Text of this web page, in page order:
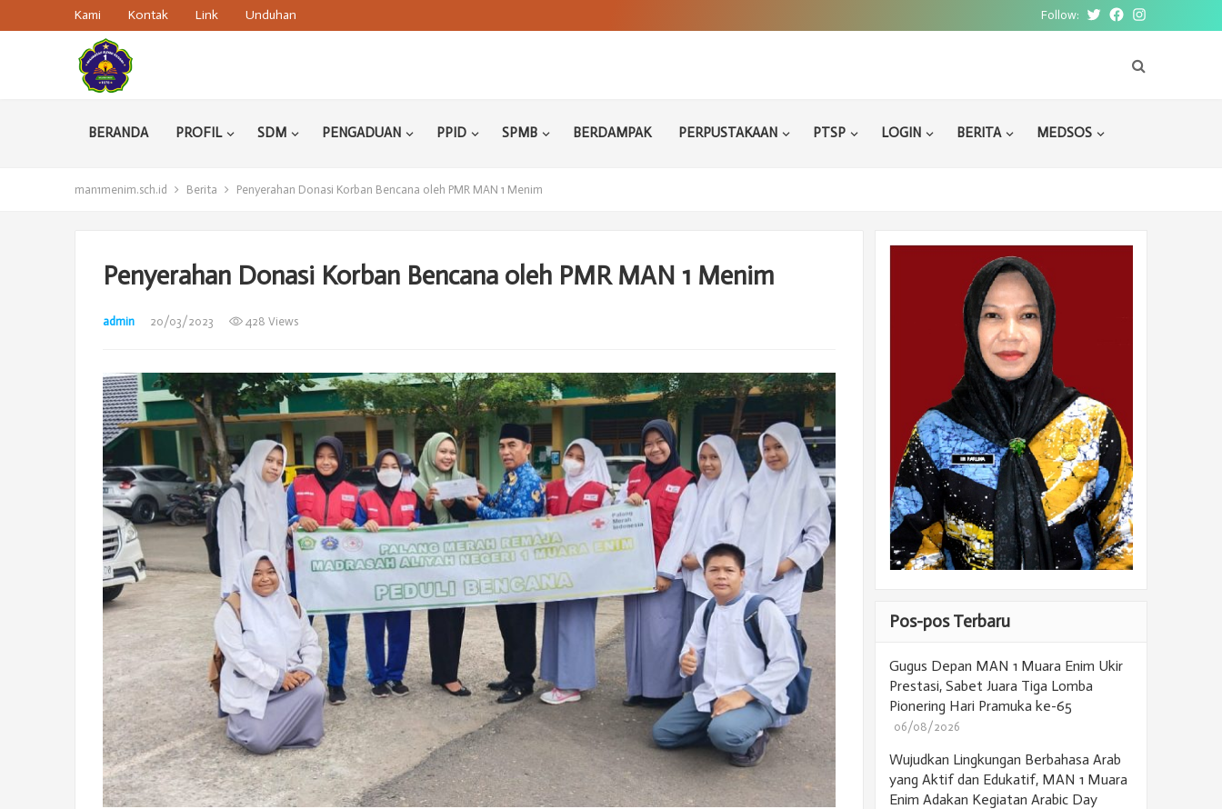
Kami Kontak Link Unduhan Follow: TwitterFacebookInstagram
BERANDA PROFIL SDM PENGADUAN PPID SPMB BERDAMPAK PERPUSTAKAAN PTSP LOGIN BERITA MEDSOS
man1menim.sch.id Berita Penyerahan Donasi Korban Bencana oleh PMR MAN 1 Menim
Penyerahan Donasi Korban Bencana oleh PMR MAN 1 Menim
admin 20/03/2023 428 Views
Pos-pos Terbaru
Gugus Depan MAN 1 Muara Enim Ukir
Prestasi, Sabet Juara Tiga Lomba
Pionering Hari Pramuka ke-65
06/08/2026
Wujudkan Lingkungan Berbahasa Arab
yang Aktif dan Edukatif, MAN 1 Muara
Enim Adakan Kegiatan Arabic Day